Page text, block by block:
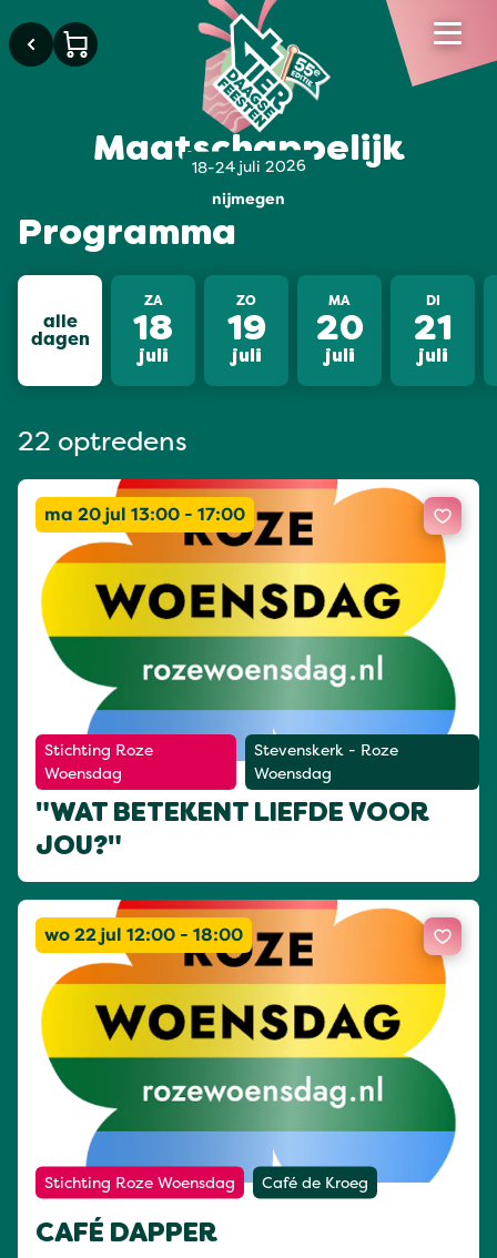
18-24 juli 2026
nijmegen
Maatschappelijk
Programma
alle
dagen
ZA
18
juli
ZO
19
juli
MA
20
juli
DI
21
juli
22 optredens
ma 20 jul 13:00 - 17:00
Stichting Roze
Woensdag
Stevenskerk - Roze
Woensdag
"WAT BETEKENT LIEFDE VOOR
JOU?"
wo 22 jul 12:00 - 18:00
Stichting Roze Woensdag Café de Kroeg
CAFÉ DAPPER